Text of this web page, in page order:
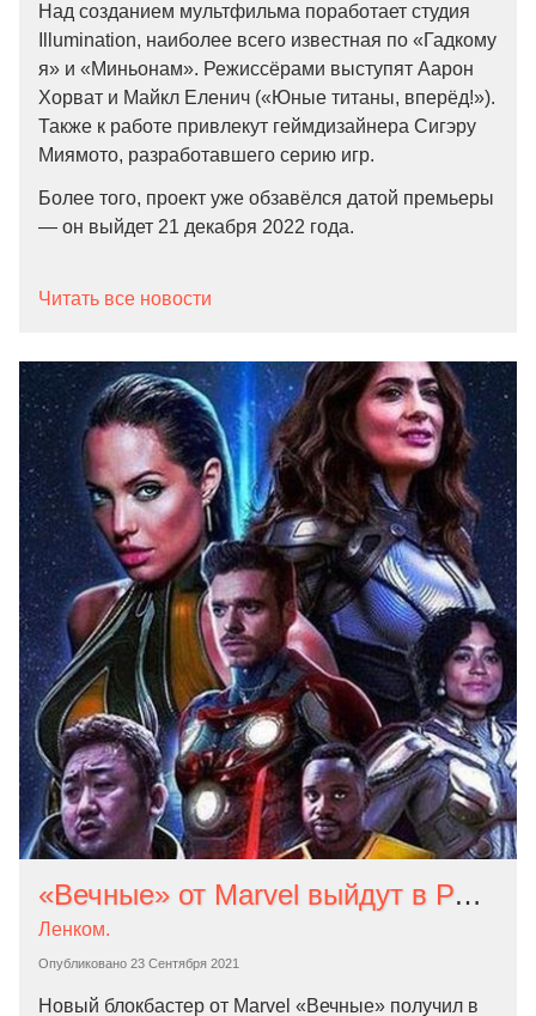
Над созданием мультфильма поработает студия
Illumination, наиболее всего известная по «Гадкому
я» и «Миньонам». Режиссёрами выступят Аарон
Хорват и Майкл Еленич («Юные титаны, вперёд!»).
Также к работе привлекут геймдизайнера Сигэру
Миямото, разработавшего серию игр.
Более того, проект уже обзавёлся датой премьеры
— он выйдет 21 декабря 2022 года.
Читать все новости
«Вечные» от Marvel выйдут в России с рейтингом 18+. В фильме есть ЛГБТ-персонаж
Опубликовано 23 Сентября 2021
Ленком.
Новый блокбастер от Marvel «Вечные» получил в